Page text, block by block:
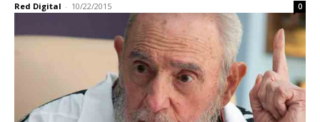
Red Digital - 10/22/2015 0